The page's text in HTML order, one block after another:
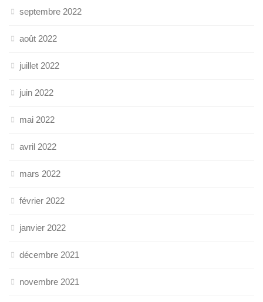
septembre 2022
août 2022
juillet 2022
juin 2022
mai 2022
avril 2022
mars 2022
février 2022
janvier 2022
décembre 2021
novembre 2021